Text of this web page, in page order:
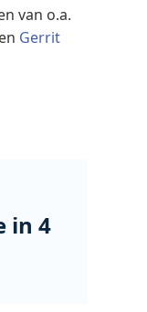
van o.a.
Gerrit
in 4